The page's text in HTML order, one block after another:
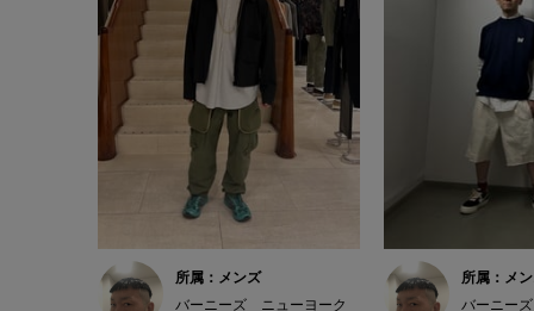
所属：メンズ
バーニーズ ニューヨーク
所属：メ
バーニー